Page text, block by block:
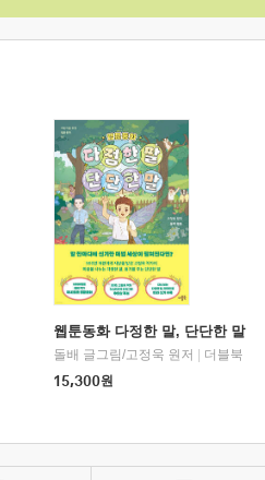
웹툰동화 다정한 말, 단단한 말
돌배 글그림/고정욱 원저
더블북
15,300원